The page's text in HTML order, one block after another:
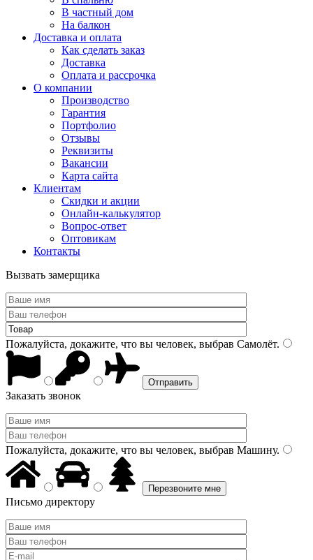
В частный дом
На балкон
Доставка и оплата
Как сделать заказ
Доставка
Оплата и рассрочка
О компании
Производство
Гарантия
Портфолио
Отзывы
Реквизиты
Вакансии
Карта сайта
Клиентам
Скидки и акции
Онлайн-калькулятор
Вопрос-ответ
Оптовикам
Контакты
Вызвать замерщика
Пожалуйста, докажите, что вы человек, выбрав Самолёт.
Заказать звонок
Пожалуйста, докажите, что вы человек, выбрав Машину.
Письмо директору